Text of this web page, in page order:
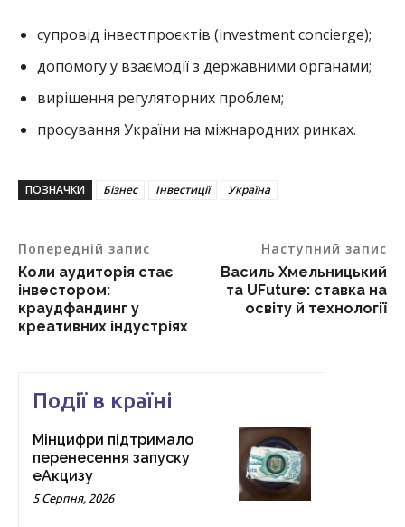
супровід інвестпроєктів (investment concierge);
допомогу у взаємодії з державними органами;
вирішення регуляторних проблем;
просування України на міжнародних ринках.
ПОЗНАЧКИ Бізнес Інвестиції Україна
Попередній запис
Коли аудиторія стає
інвестором:
краудфандинг у
креативних індустріях
Наступний запис
Василь Хмельницький
та UFuture: ставка на
освіту й технології
Події в країні
Мінцифри підтримало
перенесення запуску
еАкцизу
5 Серпня, 2026